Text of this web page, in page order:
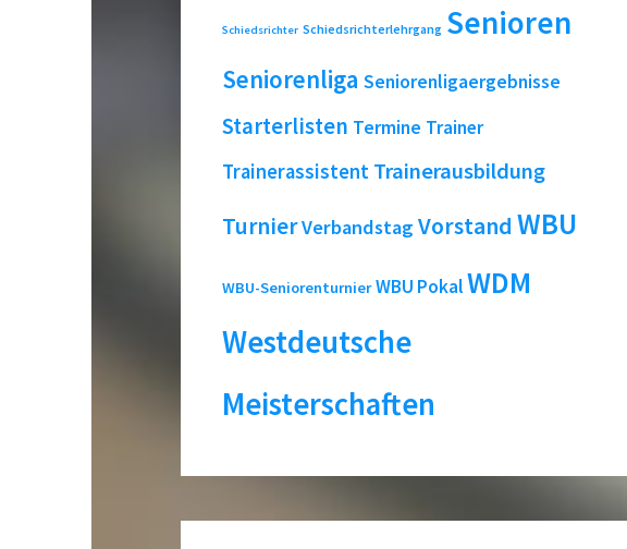
Schiedsrichter Schiedsrichterlehrgang Senioren
Seniorenliga Seniorenligaergebnisse
Starterlisten Termine Trainer
Trainerassistent Trainerausbildung
TurnierVerbandstag Vorstand WBU
WBU-Seniorenturnier WBU PokalWDM
Westdeutsche
Meisterschaften